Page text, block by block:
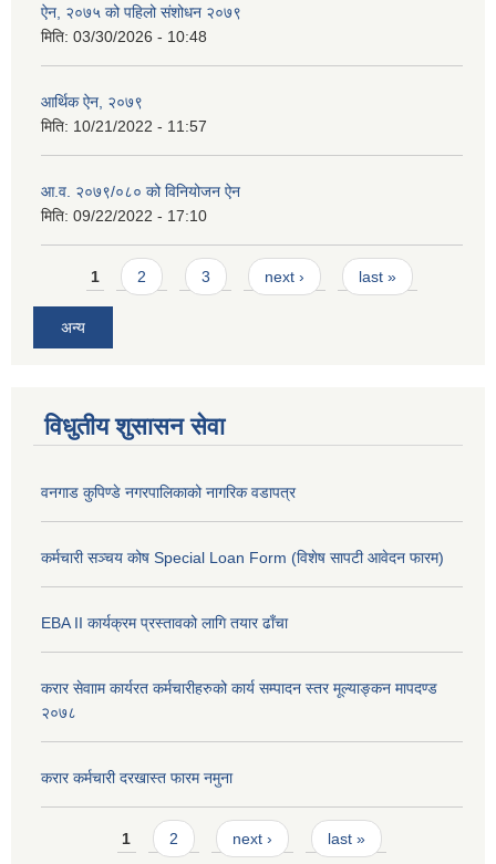
ऐन, २०७५ को पहिलो संशोधन २०७९
मिति: 03/30/2026 - 10:48
आर्थिक ऐन, २०७९
मिति: 10/21/2022 - 11:57
आ.व. २०७९/०८० को विनियोजन ऐन
मिति: 09/22/2022 - 17:10
Pages
1 2 3 next › last »
अन्य
विधुतीय शुसासन सेवा
वनगाड कुपिण्डे नगरपालिकाको नागरिक वडापत्र
कर्मचारी सञ्चय कोष Special Loan Form (विशेष सापटी आवेदन फारम)
EBA II कार्यक्रम प्रस्तावको लागि तयार ढाँचा
करार सेवााम कार्यरत कर्मचारीहरुको कार्य सम्पादन स्तर मूल्याङ्कन मापदण्ड
२०७८
करार कर्मचारी दरखास्त फारम नमुना
Pages1 2 next › last »